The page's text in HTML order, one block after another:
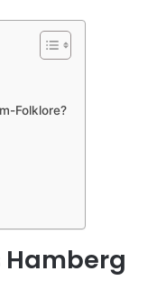
Folklore?
Hamberg